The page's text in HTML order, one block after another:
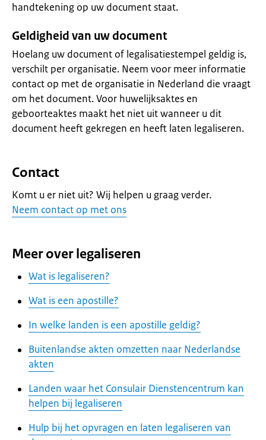
handtekening op uw document staat.
Geldigheid van uw document
Hoelang uw document of legalisatiestempel geldig is,
verschilt per organisatie. Neem voor meer informatie
contact op met de organisatie in Nederland die vraagt
om het document. Voor huwelijksaktes en
geboorteaktes maakt het niet uit wanneer u dit
document heeft gekregen en heeft laten legaliseren.
Contact
Komt u er niet uit? Wij helpen u graag verder.
Neem contact op met ons
Meer over legaliseren
Wat is legaliseren?
Wat is een apostille?
In welke landen is een apostille geldig?
Buitenlandse akten omzetten naar Nederlandse
akten
Landen waar het Consulair Dienstencentrum kan
helpen bij legaliseren
Hulp bij het opvragen en laten legaliseren van